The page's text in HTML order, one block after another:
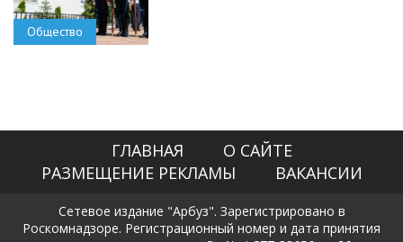
Общество
ГЛАВНАЯ
О САЙТЕ
РАЗМЕЩЕНИЕ РЕКЛАМЫ
ВАКАНСИИ
Сетевое издание "Арбуз". Зарегистрировано в
Роскомнадзоре. Регистрационный номер и дата принятия